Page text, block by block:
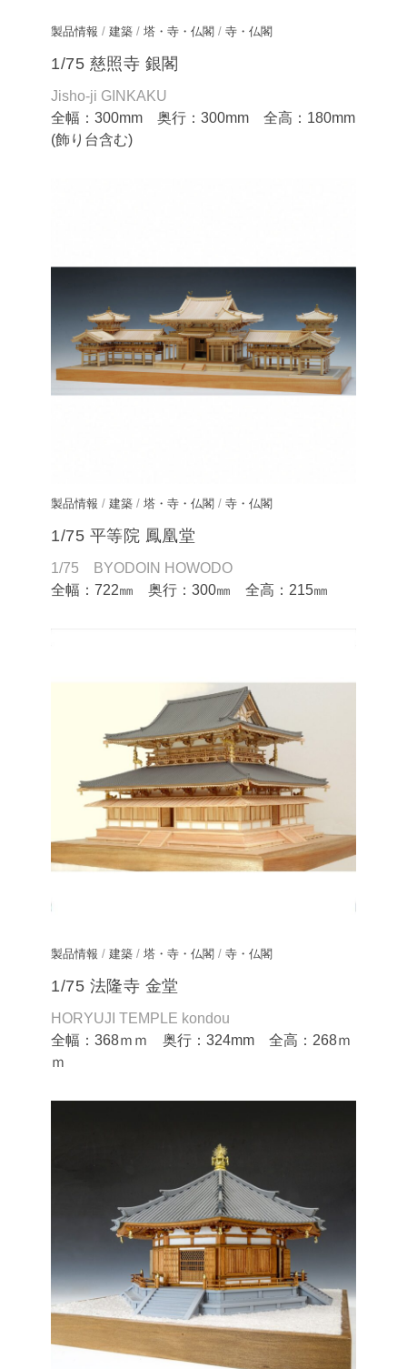
製品情報 / 建築 / 塔・寺・仏閣 / 寺・仏閣
1/75 慈照寺 銀閣
Jisho-ji GINKAKU
全幅：300mm 奥行：300mm 全高：180mm
(飾り台含む)
製品情報 / 建築 / 塔・寺・仏閣 / 寺・仏閣
1/75 平等院 鳳凰堂
1/75 BYODOIN HOWODO
全幅：722㎜ 奥行：300㎜ 全高：215㎜
製品情報 / 建築 / 塔・寺・仏閣 / 寺・仏閣
1/75 法隆寺 金堂
HORYUJI TEMPLE kondou
全幅：368ｍｍ 奥行：324mm 全高：268ｍ
ｍ